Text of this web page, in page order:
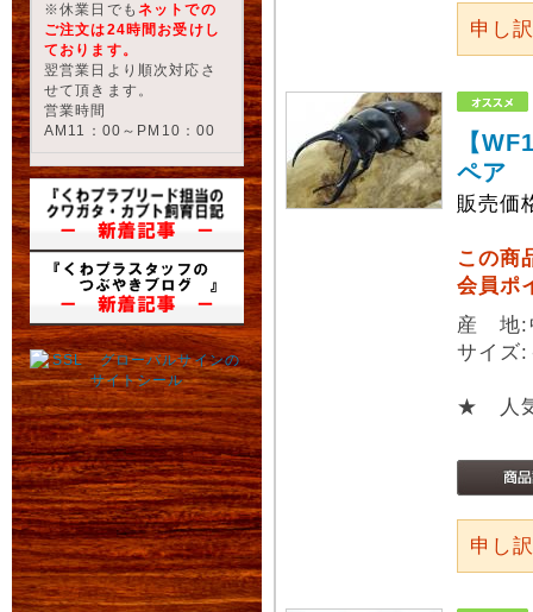
※休業日でも ネットでの
ご注文は24時間お受けし
ております。
翌営業日より順次対応さ
せて頂きます。
営業時間
AM11：00～PM10：00
申し
【
ペア
販売価
この商
会員ポ
産 地:
サイ
★ 人気
申し